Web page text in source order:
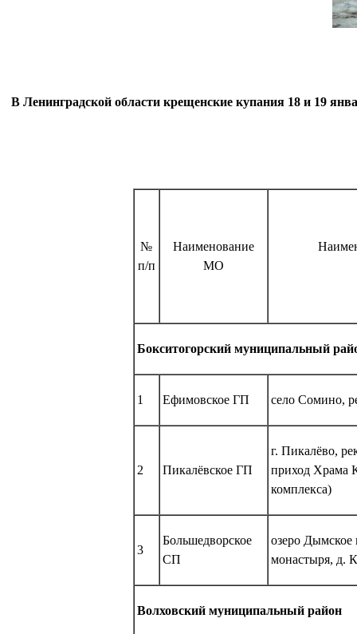
В Ленинградской области крещенские купания 18 и 19
№
п/п
Наименование
МО
Бокситогорский муниципальный
1 Ефимовское ГП село Сомино,
2 Пикалёвское ГП
г. Пикалёво,
приход Храма
комплекса)
3
Большедворское
СП
озеро
монастыря, д.
Волховский муниципальный район